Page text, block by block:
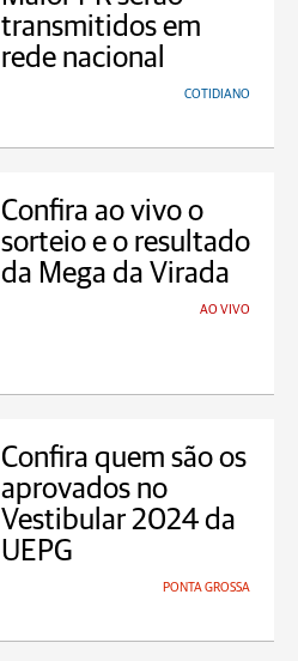
transmitidos em
rede nacional
COTIDIANO
Confira ao vivo o
sorteio e o resultado
da Mega da Virada
AO VIVO
Confira quem são os
aprovados no
Vestibular 2024 da
UEPG
PONTA GROSSA